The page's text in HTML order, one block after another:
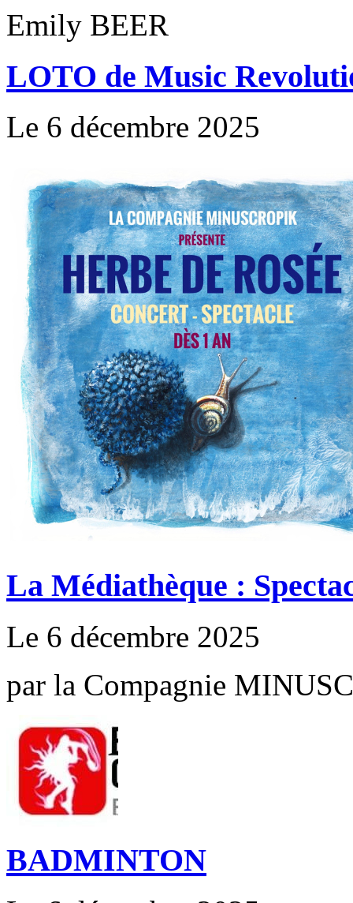
Emily BEER
LOTO de Music
Le 6 décembre 2025
La Médiathèque :
Le 6 décembre 2025
par la Compagnie
BADMINTON